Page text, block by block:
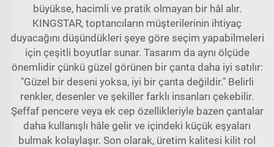
büyükse, hacimli ve pratik olmayan bir hâl alır.
KINGSTAR, toptancıların müşterilerinin ihtiyaç
duyacağını düşündükleri şeye göre seçim yapabilmeleri
için çeşitli boyutlar sunar. Tasarım da aynı ölçüde
önemlidir çünkü güzel görünen bir çanta daha iyi satılır:
"Güzel bir deseni yoksa, iyi bir çanta değildir." Belirli
renkler, desenler ve şekiller farklı insanları çekebilir.
Şeffaf pencere veya ek cep özellikleriyle bazen çantalar
daha kullanışlı hâle gelir ve içindeki küçük eşyaları
bulmak kolaylaşır. Son olarak, üretim kalitesi kilit rol